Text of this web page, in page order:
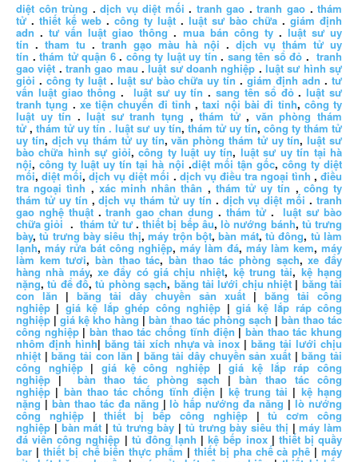
diệt côn trùng .dịch vụ diệt mối . tranh gao .tranh gao .thám
tử . thiết kế web . công ty luật . luật sư bào chữa . giám định
adn .tư vấn luật giao thông . mua bán công ty. luật sư uy
tín . tham tu . tranh gạo màu hà nội .dịch vụ thám tử uy
tín .thám tử quận 6. công ty luật uy tín . sang tên sổ đỏ .tranh
gao việt .tranh gao mau .luật sư doanh nghiệp .luật sư hình sự
giỏi . công ty luật. luật sư bào chữa uy tín .giám định adn .tư
vấn luật giao thông . luật sư uy tín .sang tên sổ đỏ.luật sư
tranh tụng . xe tiện chuyến đi tỉnh ,taxi nội bài đi tỉnh, công ty
luật uy tín .luật sư tranh tụng ,thám tử, văn phòng thám
tử ,thám tử uy tín . luật sư uy tín, thám tử uy tín, công ty thám tử
uy tín, dịch vụ thám tử uy tín,văn phòng thám tử uy tín,luật sư
bào chữa hình sự giỏi,công ty luật uy tín, luật sư uy tín tại hà
nội,công ty luật uy tín tại hà nội .diệt mối tận gốc, công ty diệt
mối,diệt mối,dịch vụ diệt mối . dịch vụ điều tra ngoại tình ,điều
tra ngoại tình , xác minh nhân thân , thám tử uy tín , công ty
thám tử uy tín ,dịch vụ thám tử uy tín . dịch vụ diệt mối .tranh
gao nghệ thuật.tranh gao chan dung . thám tử.luật sư bào
chữa giỏi .thám tử tư.thiết bị bếp âu,lò nướng bánh, tủ trưng
bày,tủ trưng bày siêu thị,máy trộn bột,bàn mát, tủ đông, tủ làm
lạnh, máy rửa bát công nghiệp, máy làm đá, máy làm kem, máy
làm kem tươi,bàn thao tác,bàn thao tác phòng sạch,xe đẩy
hàng nhà máy, xe đẩy có giá chịu nhiệt, kệ trung tải, kệ hạng
nặng,tủ để đồ,tủ phòng sạch, băng tải lưới chịu nhiệt| băng tải
con lăn | băng tải dây chuyền sản xuất | băng tải công
nghiệp | giá kệ lắp ghép công nghiệp |giá kệ lắp ráp công
nghiệp |giá kệ kho hàng |bàn thao tác phòng sạch | bàn thao tác
công nghiệp|bàn thao tác chống tĩnh điện | bàn thao tác khung
nhôm định hình| băng tải xích nhựa và inox |băng tải lưới chịu
nhiệt |băng tải con lăn | băng tải dây chuyền sản xuất |băng tải
công nghiệp|giá kệ công nghiệp |giá kệ lắp ráp công
nghiệp |bàn thao tác phòng sạch | bàn thao tác công
nghiệp | bàn thao tác chống tĩnh điện | kệ trung tải | kệ hạng
nặng | bàn thao tác đa năng |lò hấp nướng đa năng |lò nướng
công nghiệp|thiết bị bếp công nghiệp|tủ cơm công
nghiệp | bàn mát | tủ trưng bày | tủ trưng bày siêu thị |máy làm
đá viên công nghiệp | tủ đông lạnh |kệ bếp inox| thiết bị quầy
bar | thiết bị chế biến thực phẩm | thiết bị pha chế cà phê | máy